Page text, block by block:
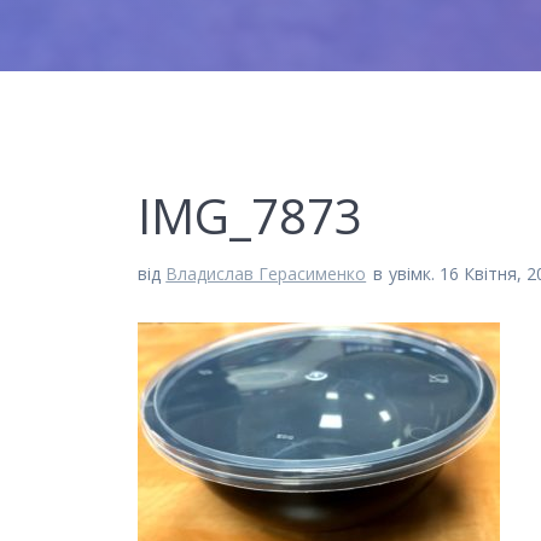
IMG_7873
від Владислав Герасименко в увімк. 16 Квітня,